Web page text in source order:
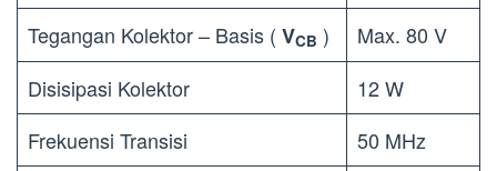
Tegangan Kolektor – Basis ( VCB )
Max. 80 V
Disisipasi Kolektor
12 W
Frekuensi Transisi
50 MHz